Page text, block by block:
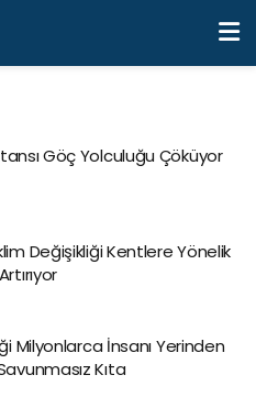
Göç Yolculuğu Çöküyor
Değişikliği Kentlere Yönelik
Milyonlarca İnsanı Yerinden
Kıta